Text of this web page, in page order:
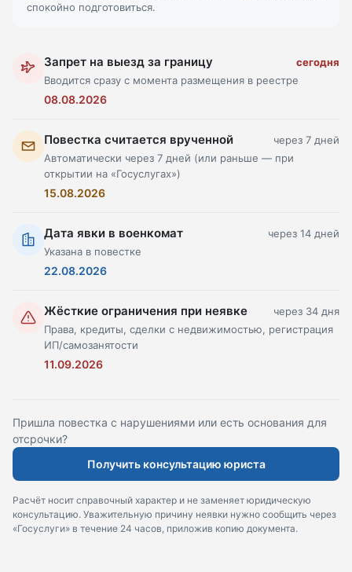
спокойно подготовиться.
Запрет на выезд за границу
сегодня
Вводится сразу с момента размещения в реестре
08.08.2026
Повестка считается врученной
через 7 дней
Автоматически через 7 дней (или раньше — при
открытии на «Госуслугах»)
15.08.2026
Дата явки в военкомат
через 14 дней
Указана в повестке
22.08.2026
Жёсткие ограничения при неявке
через 34 дня
Права, кредиты, сделки с недвижимостью, регистрация
ИП/самозанятости
11.09.2026
Пришла повестка с нарушениями или есть основания для
отсрочки?
Получить консультацию юриста
Расчёт носит справочный характер и не заменяет юридическую
консультацию. Уважительную причину неявки нужно сообщить через
«Госуслуги» в течение 24 часов, приложив копию документа.